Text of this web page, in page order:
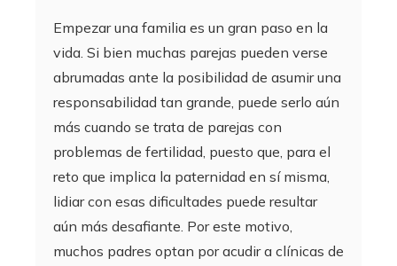
Empezar una familia es un gran paso en la
vida. Si bien muchas parejas pueden verse
abrumadas ante la posibilidad de asumir una
responsabilidad tan grande, puede serlo aún
más cuando se trata de parejas con
problemas de fertilidad, puesto que, para el
reto que implica la paternidad en sí misma,
lidiar con esas dificultades puede resultar
aún más desafiante. Por este motivo,
muchos padres optan por acudir a clínicas de